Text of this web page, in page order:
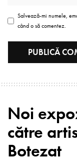
Salvează-mi numele,
când o să comentez.
Noi
către
Botezat